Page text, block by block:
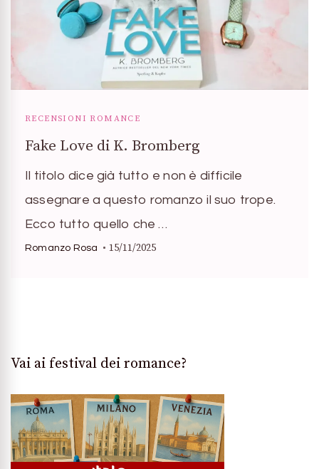
RECENSIONI ROMANCE
Fake Love di K. Bromberg
Il titolo dice già tutto e non è difficile
assegnare a questo romanzo il suo trope.
Ecco tutto quello che …
Romanzo Rosa 15/11/2025
Vai ai festival dei romance?